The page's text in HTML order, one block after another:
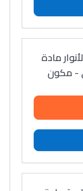
مادة
- مكون